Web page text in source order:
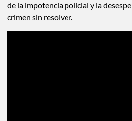
de la impotencia policial y la
crimen sin resolver.